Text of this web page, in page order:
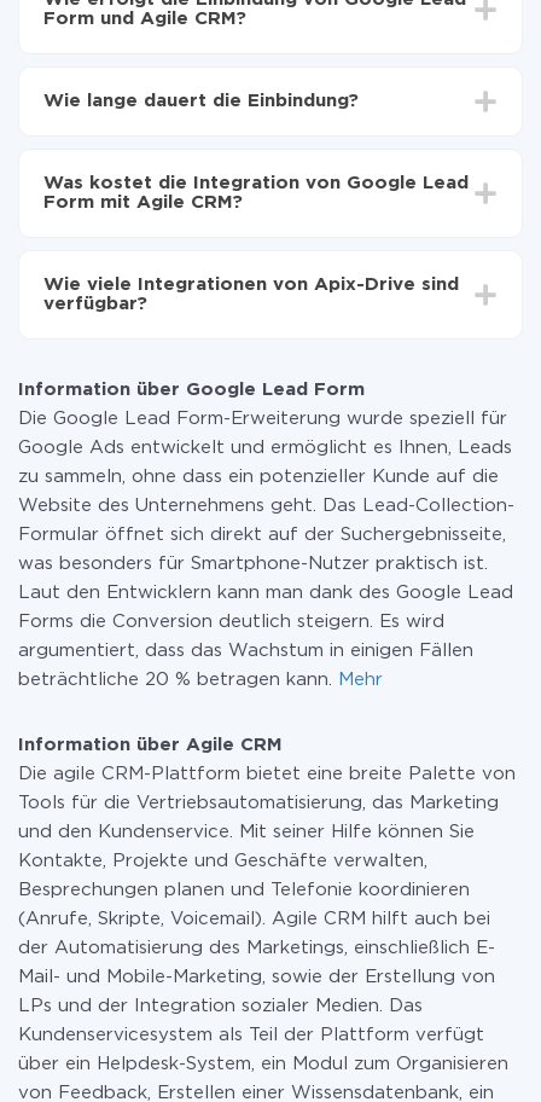
Form und Agile CRM?
Agile CRM zu übertragen
Lead Form auf Agile CRM übertragen
Wie lange dauert die Einbindung?
Im Durchschnitt dauert es 10-15 Minuten.
Was kostet die Integration von Google Lead
Form mit Agile CRM?
zahlen nur für die Datenmenge, die über unseren
Service von einem System auf ein anderes übertragen
Weitere Informationen zu
Tarifen
Wie viele Integrationen von Apix-Drive sind
verfügbar?
Information über Google Lead Form
Die Google Lead Form-Erweiterung wurde speziell für
Google Ads entwickelt und ermöglicht es Ihnen, Leads
zu sammeln, ohne dass ein potenzieller Kunde auf die
Website des Unternehmens geht. Das Lead-Collection-
Formular öffnet sich direkt auf der Suchergebnisseite,
was besonders für Smartphone-Nutzer praktisch ist.
Laut den Entwicklern kann man dank des Google Lead
Forms die Conversion deutlich steigern. Es wird
argumentiert, dass das Wachstum in einigen Fällen
beträchtliche 20 % betragen kann.
Mehr
Information über Agile CRM
Die agile CRM-Plattform bietet eine breite Palette von
Tools für die Vertriebsautomatisierung, das Marketing
und den Kundenservice. Mit seiner Hilfe können Sie
Kontakte, Projekte und Geschäfte verwalten,
Besprechungen planen und Telefonie koordinieren
(Anrufe, Skripte, Voicemail). Agile CRM hilft auch bei
der Automatisierung des Marketings, einschließlich E-
Mail- und Mobile-Marketing, sowie der Erstellung von
LPs und der Integration sozialer Medien. Das
Kundenservicesystem als Teil der Plattform verfügt
über ein Helpdesk-System, ein Modul zum Organisieren
von Feedback, Erstellen einer Wissensdatenbank, ein